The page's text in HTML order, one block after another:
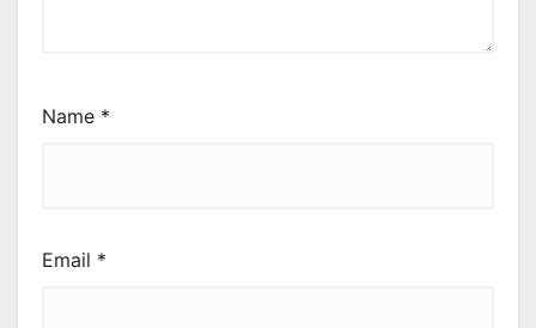
Name *
Email *